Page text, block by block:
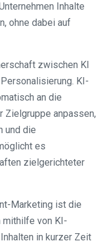
Inhalte
ohne dabei auf
zwischen KI
KI-
an die
Zielgruppe anpassen,
und die
es
zielgerichteter
Marketing ist die
mithilfe von KI-
in kurzer Zeit